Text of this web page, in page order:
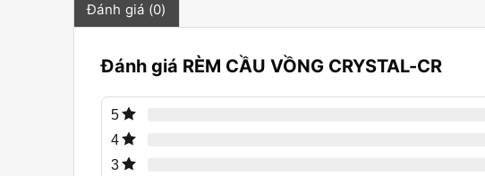
Đánh giá (0)
Đánh giá RÈM CẦU VỒNG CRYSTAL-CR
5
4
3